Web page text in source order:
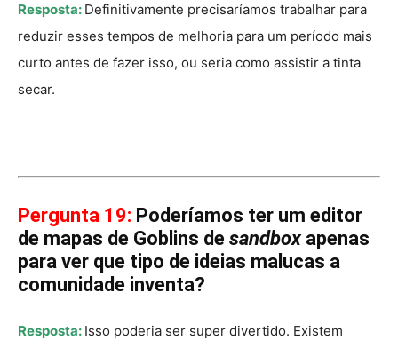
Resposta: Definitivamente precisaríamos trabalhar para
reduzir esses tempos de melhoria para um período mais
curto antes de fazer isso, ou seria como assistir a tinta
secar.
Pergunta 19: Poderíamos ter um editor
de mapas de Goblins de sandboxapenas
para ver que tipo de ideias malucas a
comunidade inventa?
Resposta: Isso poderia ser super divertido. Existem